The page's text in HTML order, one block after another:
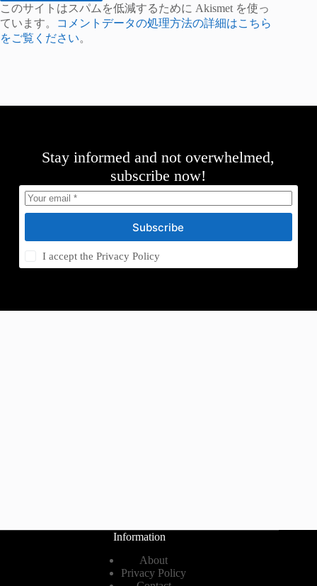
このサイトはスパムを低減するために Akismet を使っ
ています。
コメントデータの処理方法の詳細はこちら
をご覧ください。
Stay informed and not overwhelmed,
subscribe now!
Subscribe
I accept thePrivacy Policy
Information
About
Privacy Policy